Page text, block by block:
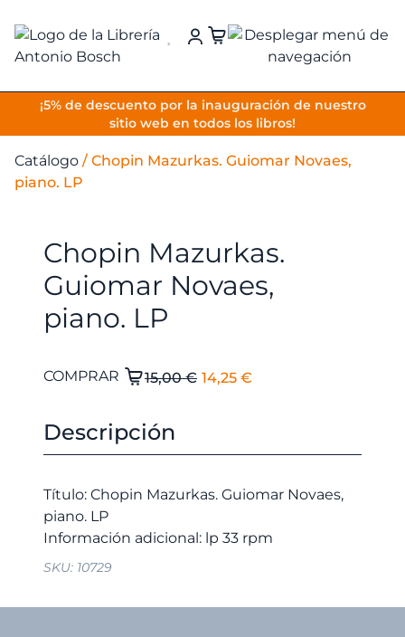
¡5% de descuento por la inauguración de nuestro
sitio web en todos los libros!
VOLVER
Catálogo / Chopin Mazurkas. Guiomar Novaes,
piano. LP
Chopin Mazurkas.
Guiomar Novaes,
piano. LP
15,00€ El
era:
14,25 €
es:
Chopin
Novaes,
cantidad
COMPRAR
Descripción
Título: Chopin Mazurkas. Guiomar Novaes,
piano. LP
SKU: 10729